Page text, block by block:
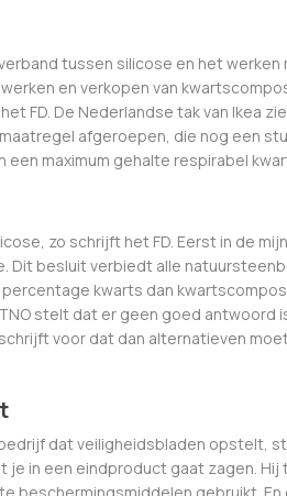
tussen silicose en het
en verkopen van
FD. De Nederlandse tak van Ikea
afgeroepen, die nog een
maximum gehalte respirabel
zo schrijft het FD. Eerst in de
Dit besluit verbiedt alle
kwarts dan
stelt dat er geen goed
voor dat dan alternatieven
dat veiligheidsbladen
je in een eindproduct gaat zagen.